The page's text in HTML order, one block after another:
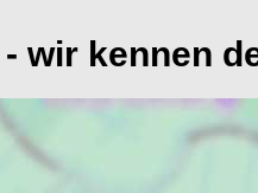
wir kennen